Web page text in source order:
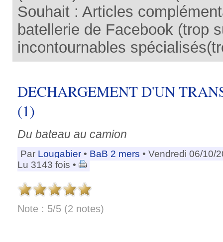
Souhait : Articles
batellerie de Facebook (trop
incontournables
DECHARGEMENT D'UN
(1)
Du bateau au camion
Par Lougabier • BaB 2 mers • Vendredi 06/10/
Lu 3143 fois •
Note : 5/5 (2 notes)